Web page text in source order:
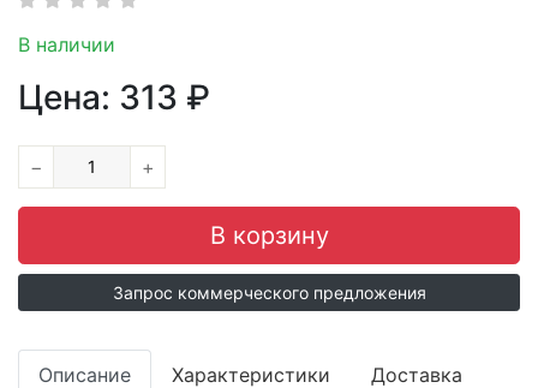
В наличии
Цена: 313 ₽
− +
Запрос коммерческого предложения
Описание Характеристики Доставка